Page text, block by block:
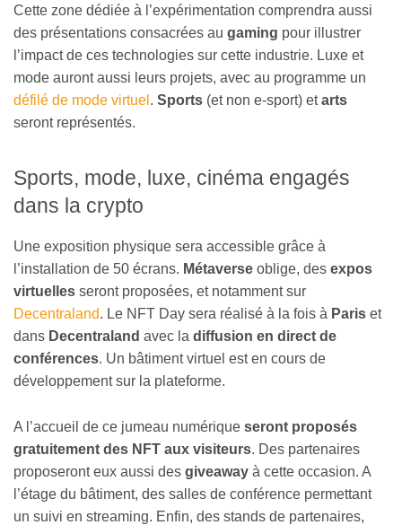
Cette zone dédiée à l’expérimentation comprendra aussi
des présentations consacrées au gaming pour illustrer
l’impact de ces technologies sur cette industrie. Luxe et
mode auront aussi leurs projets, avec au programme un
défilé de mode virtuel . Sports (et non e-sport) etarts
seront représentés.
Sports, mode, luxe, cinéma engagés
dans la crypto
Une exposition physique sera accessible grâce à
l’installation de 50 écrans. Métaverse oblige, des expos
virtuelles seront proposées, et notamment sur
Decentraland. Le NFT Day sera réalisé à la fois à Paris et
dans Decentraland avec la diffusion en direct de
conférences. Un bâtiment virtuel est en cours de
développement sur la plateforme.
A l’accueil de ce jumeau numérique seront proposés
gratuitement des NFT aux visiteurs. Des partenaires
proposeront eux aussi des giveaway à cette occasion. A
l’étage du bâtiment, des salles de conférence permettant
un suivi en streaming. Enfin, des stands de partenaires,